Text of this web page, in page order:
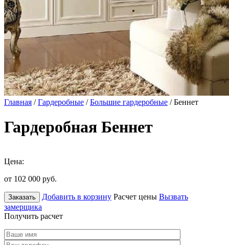
Главная /Гардеробные /Большие гардеробные / Беннет
Гардеробная Беннет
Цена:
от 102 000 руб.
Заказать Добавить в корзину Расчет цены Вызвать
замерщика
Получить расчет